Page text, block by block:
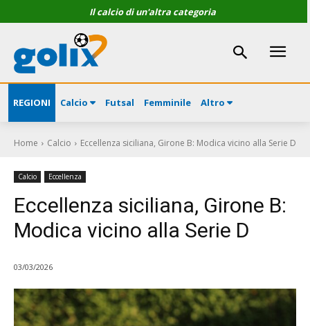
Il calcio di un'altra categoria
REGIONI Calcio Futsal Femminile Altro
Home Calcio Eccellenza siciliana, Girone B: Modica vicino alla Serie D
Calcio Eccellenza
Eccellenza siciliana, Girone B:
Modica vicino alla Serie D
03/03/2026